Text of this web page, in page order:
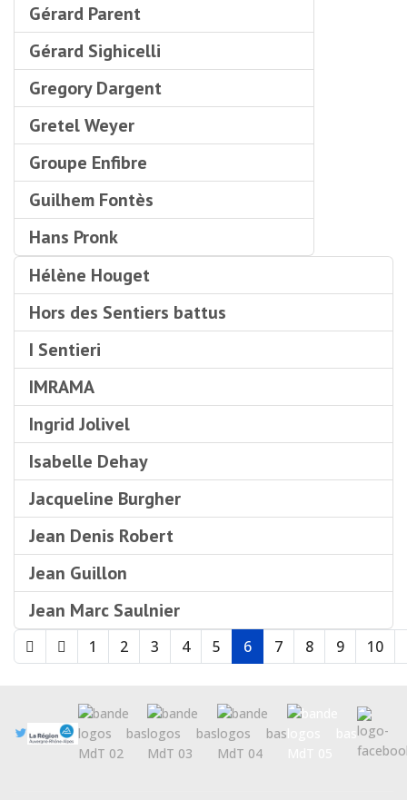
Gérard Parent
Gérard Sighicelli
Gregory Dargent
Gretel Weyer
Groupe Enfibre
Guilhem Fontès
Hans Pronk
Hélène Houget
Hors des Sentiers battus
I Sentieri
IMRAMA
Ingrid Jolivel
Isabelle Dehay
Jacqueline Burgher
Jean Denis Robert
Jean Guillon
Jean Marc Saulnier
Page 6 sur 13
1 2 3 4 5 6 7 8 9 10